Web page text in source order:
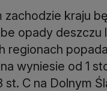
kraju
opady deszczu
regionach
wyniesie od 1
C na Dolnym